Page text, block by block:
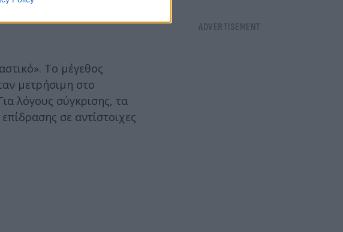
τους. Η
Το μέγεθος
μετρήσιμη στο
λόγους σύγκρισης, τα
σε αντίστοιχες